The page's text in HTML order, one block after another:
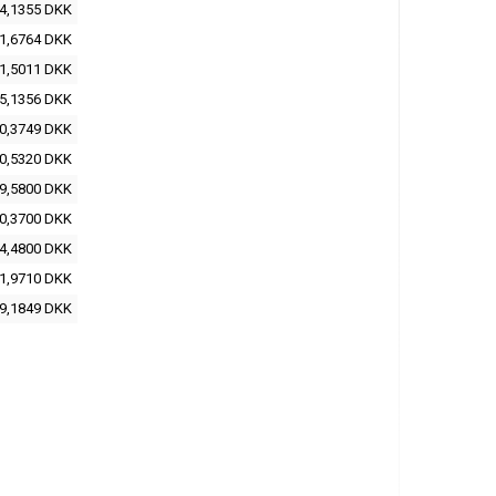
4,1355 DKK
1,6764 DKK
1,5011 DKK
5,1356 DKK
0,3749 DKK
0,5320 DKK
DKK
DKK
DKK
1,9710 DKK
9,1849 DKK